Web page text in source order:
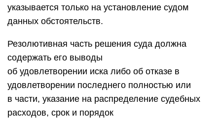
указывается только на установление судом
данных обстоятельств.
Резолютивная часть решения суда должна
содержать его выводы
об удовлетворении иска либо об отказе в
удовлетворении последнего полностью или
в части, указание на распределение судебных
расходов, срок и порядок